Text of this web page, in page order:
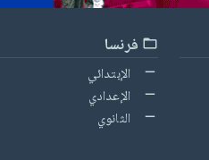
فرنسا
الإبتدائي
الإعدادي
الثانوي